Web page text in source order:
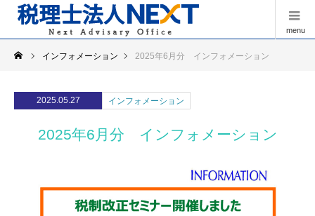
menu
インフォメーション 2025年6月分 インフォメーション
2025.05.27 インフォメーション
2025年6月分 インフォメーション